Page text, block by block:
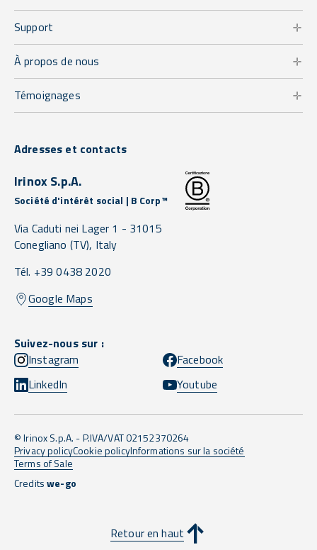
Support
À propos de nous
Témoignages
Adresses et contacts
Irinox S.p.A.
Société d'intérêt social | B Corp™
Via Caduti nei Lager 1 - 31015
Conegliano (TV), Italy
Tél. +39 0438 2020
Google Maps
Suivez-nous sur :
Instagram
Facebook
LinkedIn
Youtube
© Irinox S.p.A. - P.IVA/VAT 02152370264
Privacy policyCookie policyInformations sur la société
Terms of Sale
Creditswe-go
Retour en haut